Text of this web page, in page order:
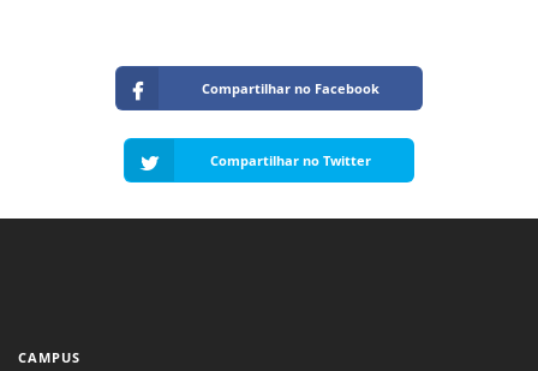
Compartilhar no Facebook
Compartilhar no Twitter
CAMPUS